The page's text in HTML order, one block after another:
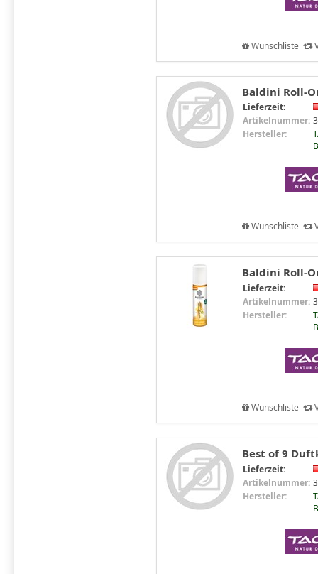
Wunschliste
Baldini Roll-
Lieferzeit:
Artikelnummer:
Hersteller:
Wunschliste
Baldini Roll-
Lieferzeit:
Artikelnummer:
Hersteller:
Wunschliste
Best of 9
Lieferzeit:
Artikelnummer:
Hersteller: